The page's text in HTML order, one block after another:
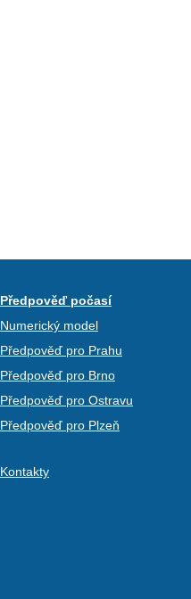
Předpověď počasí
Numerický model
Předpověď pro Prahu
Předpověď pro Brno
Předpověď pro Ostravu
Předpověď pro Plzeň
Kontakty